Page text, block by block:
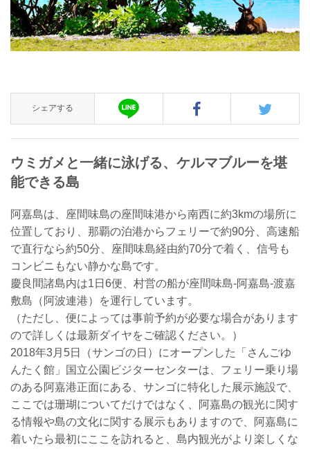
シェアする
ウミガメと一緒に泳げる、ケルマブルーを堪
能できる島
阿嘉島は、座間味島の座間味港から南西に約3kmの場所に
位置しており、那覇の泊港からフェリーで約90分、高速船
で直行なら約50分、座間味島経由約70分で着く、信号も
コンビニもない静かな島です。
慶良間諸島内は1日6便、村営の船が座間味島-阿嘉島-渡嘉
敷島（阿波連港）を運行しています。
（ただし、便によっては事前予約が必要な場合があります
ので詳しくは最新ダイヤをご確認ください。）
2018年3月5日（サンゴの日）にオープンした「さんごゆ
んたく館」国立公園ビジターセンターは、フェリー乗り場
のある阿嘉港正面にある、サンゴに特化した展示施設で、
ここでは珊瑚についてだけではなく、阿嘉島の観光に関す
る情報や島の文化に関する展示もありますので、阿嘉島に
着いたら最初にここを訪れると、島内観光がより楽しくな